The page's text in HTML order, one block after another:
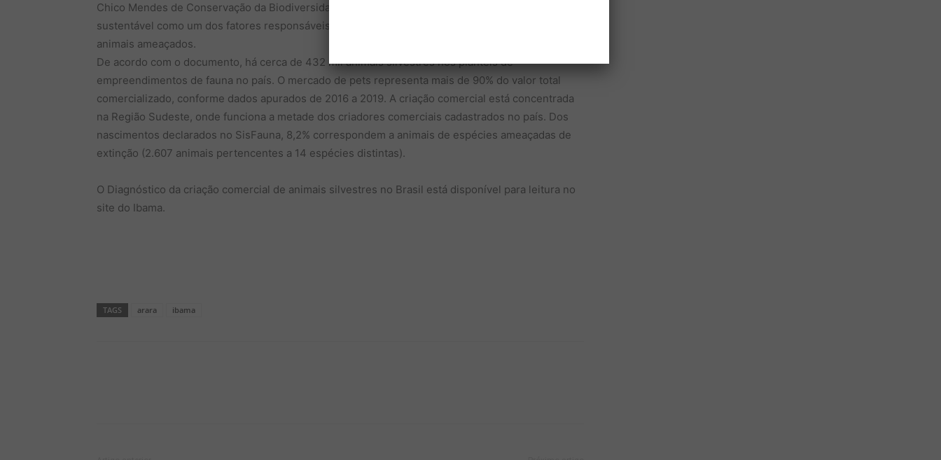
Chico Mendes de Conservação da Biodiversidade (ICMBio), por exemplo, apontam o uso
sustentável como um dos fatores responsáveis pela retirada da espécie da lista nacional de
animais ameaçados.
De acordo com o documento, há cerca de 432 mil animais silvestres nos planteis de
empreendimentos de fauna no país. O mercado de pets representa mais de 90% do valor total
comercializado, conforme dados apurados de 2016 a 2019. A criação comercial está concentrada
na Região Sudeste, onde funciona a metade dos criadores comerciais cadastrados no país. Dos
nascimentos declarados no SisFauna, 8,2% correspondem a animais de espécies ameaçadas de
extinção (2.607 animais pertencentes a 14 espécies distintas).
O Diagnóstico da criação comercial de animais silvestres no Brasil está disponível para leitura no
site do Ibama.
TAGS arara ibama